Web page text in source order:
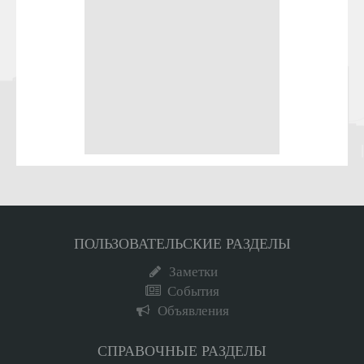
ПОЛЬЗОВАТЕЛЬСКИЕ РАЗДЕЛЫ
Заметки
События
Объявления
СПРАВОЧНЫЕ РАЗДЕЛЫ